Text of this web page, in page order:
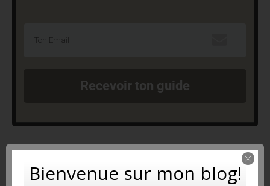
Recevoir ton guide
lmdw
réunion
Bienvenue sur mon blog!